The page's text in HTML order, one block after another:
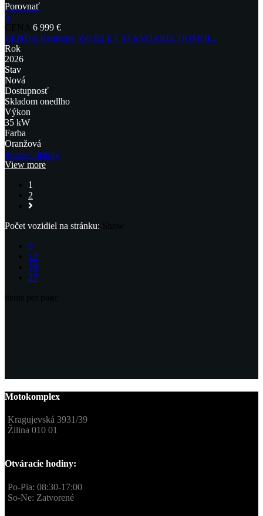
Porovnať
5
6 999 €
BENDA Redstone 550 R2 ET STANDARD, HOMOL.
Rok
2026
Stav
Nová
Dostupnosť
Skladom onedlho
Výkon
35 kW
Farba
Oranžová
Pozrieť detaily
View more
1
2
Počet vozidiel na stránku:
9
12
18
27
Motokomplex
Kragujevská 3931/39
Žilina 010 01
Otváracie hodiny:
Po-Pia: 08:30-17:00
So-Ne: Zatvorené